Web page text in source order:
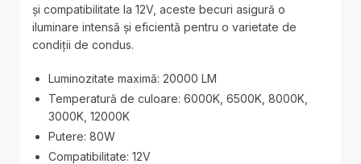
și compatibilitate la 12V, aceste becuri asigură o
iluminare intensă și eficientă pentru o varietate de
condiții de condus.
Luminozitate maximă: 20000 LM
Temperatură de culoare: 6000K, 6500K, 8000K,
3000K, 12000K
Putere: 80W
Compatibilitate: 12V